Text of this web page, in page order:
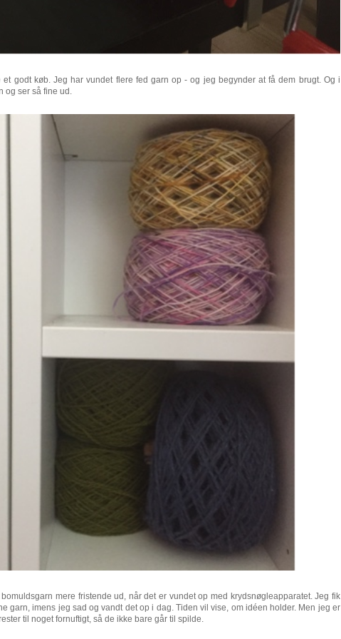
godt køb. Jeg har vundet flere fed garn op - og jeg begynder at få dem brugt. Og i
og ser så fine ud.
mere fristende ud, når det er vundet op med krydsnøgleapparatet. Jeg fik
garn, imens jeg sad og vandt det op i dag. Tiden vil vise, om idéen holder. Men jeg er
til noget fornuftigt, så de ikke bare går til spilde.